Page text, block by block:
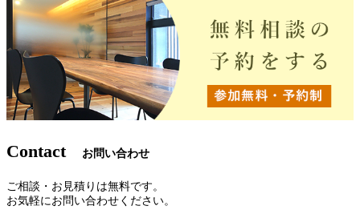
Contact お問い合わせ
ご相談・お見積りは無料です。
お気軽にお問い合わせください。